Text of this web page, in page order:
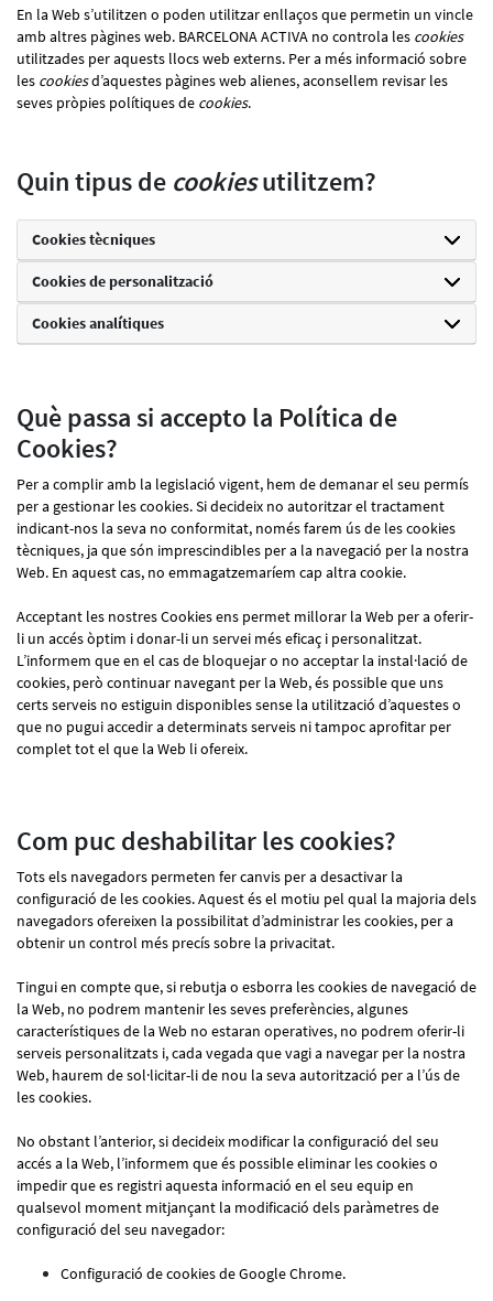
En la Web s’utilitzen o poden utilitzar enllaços que permetin un vincle
amb altres pàgines web. BARCELONA ACTIVA no controla les cookies
utilitzades per aquests llocs web externs. Per a més informació sobre
les cookiesd’aquestes pàgines web alienes, aconsellem revisar les
seves pròpies polítiques de cookies.
Quin tipus de cookiesutilitzem?
Cookies tècniques
Cookies de personalització
Cookies analítiques
Què passa si accepto la Política de
Cookies?
Per a complir amb la legislació vigent, hem de demanar el seu permís
per a gestionar les cookies. Si decideix no autoritzar el tractament
indicant-nos la seva no conformitat, només farem ús de les cookies
tècniques, ja que són imprescindibles per a la navegació per la nostra
Web. En aquest cas, no emmagatzemaríem cap altra cookie.
Acceptant les nostres Cookies ens permet millorar la Web per a oferir-
li un accés òptim i donar-li un servei més eficaç i personalitzat.
L’informem que en el cas de bloquejar o no acceptar la instal·lació de
cookies, però continuar navegant per la Web, és possible que uns
certs serveis no estiguin disponibles sense la utilització d’aquestes o
que no pugui accedir a determinats serveis ni tampoc aprofitar per
complet tot el que la Web li ofereix.
Com puc deshabilitar les cookies?
Tots els navegadors permeten fer canvis per a desactivar la
configuració de les cookies. Aquest és el motiu pel qual la majoria dels
navegadors ofereixen la possibilitat d’administrar les cookies, per a
obtenir un control més precís sobre la privacitat.
Tingui en compte que, si rebutja o esborra les cookies de navegació de
la Web, no podrem mantenir les seves preferències, algunes
característiques de la Web no estaran operatives, no podrem oferir-li
serveis personalitzats i, cada vegada que vagi a navegar per la nostra
Web, haurem de sol·licitar-li de nou la seva autorització per a l’ús de
les cookies.
No obstant l’anterior, si decideix modificar la configuració del seu
accés a la Web, l’informem que és possible eliminar les cookies o
impedir que es registri aquesta informació en el seu equip en
qualsevol moment mitjançant la modificació dels paràmetres de
configuració del seu navegador:
Configuració de cookies de Google Chrome.